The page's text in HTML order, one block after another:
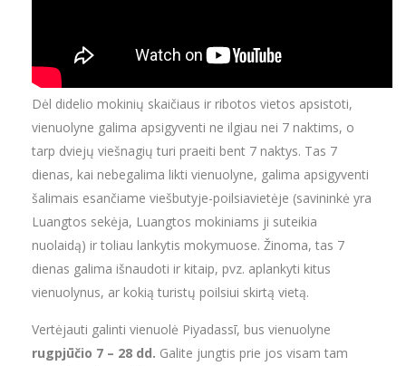
Dėl didelio mokinių skaičiaus ir ribotos vietos apsistoti,
vienuolyne galima apsigyventi ne ilgiau nei 7 naktims, o
tarp dviejų viešnagių turi praeiti bent 7 naktys. Tas 7
dienas, kai nebegalima likti vienuolyne, galima apsigyventi
šalimais esančiame viešbutyje-poilsiavietėje (savininkė yra
Luangtos sekėja, Luangtos mokiniams ji suteikia
nuolaidą) ir toliau lankytis mokymuose. Žinoma, tas 7
dienas galima išnaudoti ir kitaip, pvz. aplankyti kitus
vienuolynus, ar kokią turistų poilsiui skirtą vietą.
Vertėjauti galinti vienuolė Piyadassī, bus vienuolyne
rugpjūčio 7 – 28 dd. Galite jungtis prie jos visam tam